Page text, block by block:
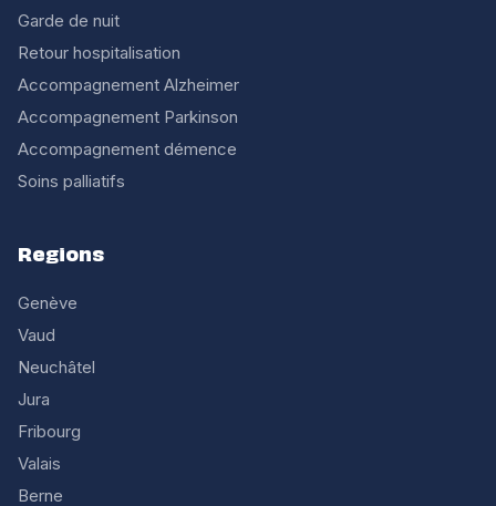
Garde de nuit
Retour hospitalisation
Accompagnement Alzheimer
Accompagnement Parkinson
Accompagnement démence
Soins palliatifs
Regions
Genève
Vaud
Neuchâtel
Jura
Fribourg
Valais
Berne